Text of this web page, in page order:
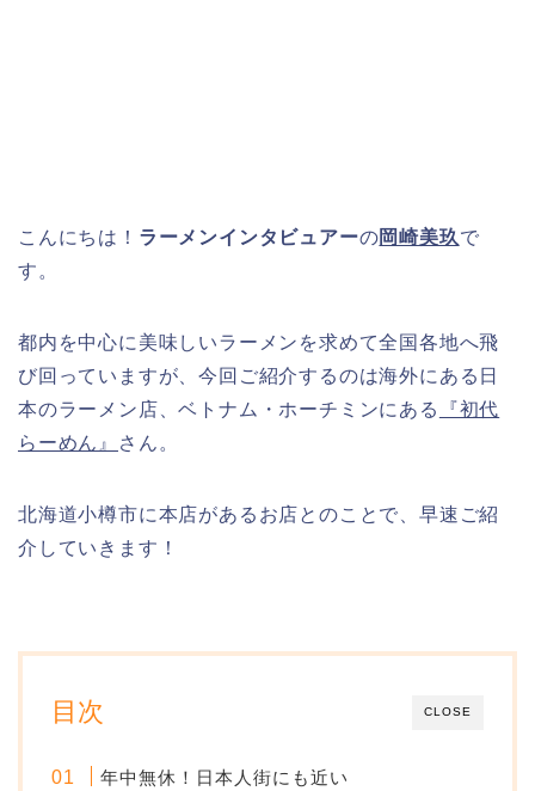
こんにちは！ ラーメンインタビュアーの岡崎美玖 で
す。
都内を中心に美味しいラーメンを求めて全国各地へ飛
び回っていますが、今回ご紹介するのは海外にある日
本のラーメン店、ベトナム・ホーチミンにある
『初代
らーめん』
さん。
北海道小樽市に本店があるお店とのことで、早速ご紹
介していきます！
CLOSE
目次
年中無休！日本人街にも近い